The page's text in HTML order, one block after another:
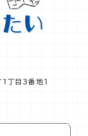
丁目3番地1